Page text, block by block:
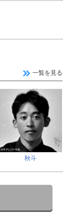
一覧を見る
秋斗